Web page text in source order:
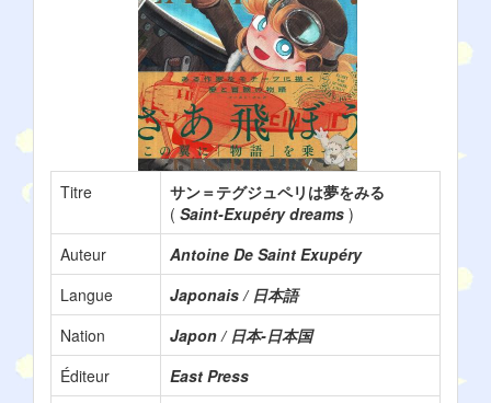
Titre
サン＝テグジュペリは夢をみる
( Saint-Exupéry dreams )
Auteur
Antoine De Saint Exupéry
Langue
Japonais / 日本語
Nation
Japon / 日本-日本国
Éditeur
East Press